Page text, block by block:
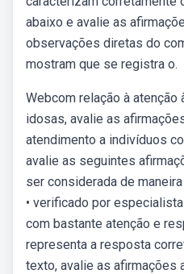
abaixo e avalie as
observações diretas do
mostram que se registra o.
Webcom relação à
idosas, avalie as
atendimento a indivíduos
avalie as seguintes
ser considerada de
• verificado por
com bastante atenção e
representa a resposta
texto, avalie as afirmações